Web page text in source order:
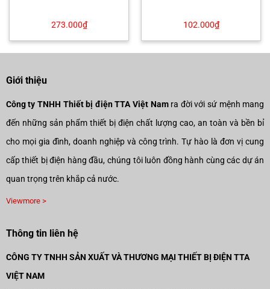
273.000₫ 102.000₫
Giới thiệu
Công ty TNHH Thiết bị điện TTA Việt Namra đời với sứ mệnh mang
đến những sản phẩm thiết bị điện chất lượng cao, an toàn và bền bỉ
cho mọi gia đình, doanh nghiệp và công trình. Tự hào là đơn vị cung
cấp thiết bị điện hàng đầu, chúng tôi luôn đồng hành cùng các dự án
quan trọng trên khắp cả nước.
Viewmore >
Thông tin liên hệ
CÔNG TY TNHH SẢN XUẤT VÀ THƯƠNG MẠI THIẾT BỊ ĐIỆN TTA
VIỆT NAM